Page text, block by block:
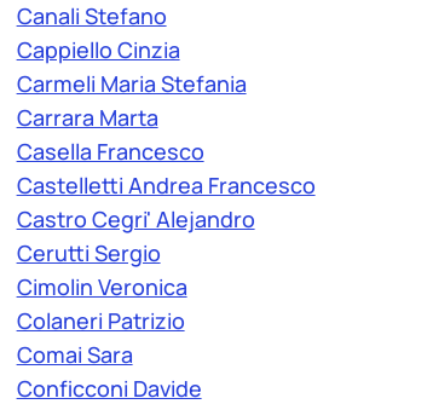
Canali Stefano
Cappiello Cinzia
Carmeli Maria Stefania
Carrara Marta
Casella Francesco
Castelletti Andrea Francesco
Castro Cegri' Alejandro
Cerutti Sergio
Cimolin Veronica
Colaneri Patrizio
Comai Sara
Conficconi Davide